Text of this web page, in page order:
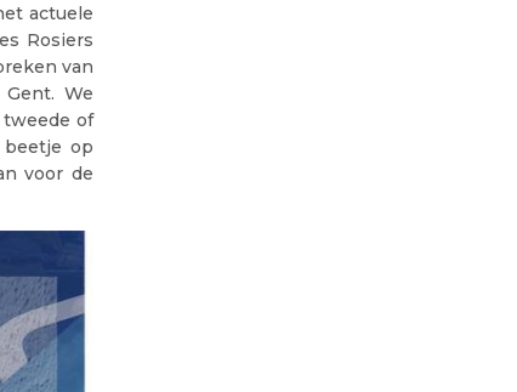
actuele
Rosiers
van
We
of
beetje op
voor de